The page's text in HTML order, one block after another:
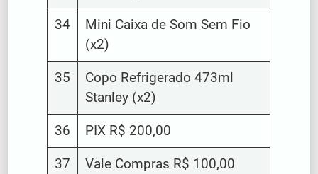
34
Mini Caixa de Som Sem Fio
(x2)
35
Copo Refrigerado 473ml
Stanley (x2)
36 PIX R$ 200,00
37
Vale Compras R$ 100,00